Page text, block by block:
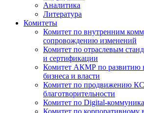
Аналитика
Литература
Комитеты
Комитет по внутренним
сопровождению изменений
Комитет по отраслевым
и сертификации
Комитет АКМР по развитию
бизнеса и власти
Комитет по продвижению
благотворительности
Комитет по Digital-